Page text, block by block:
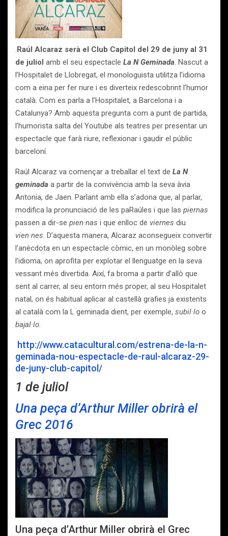
.Raúl Alcaraz serà el Club Capitol del 29 de juny al 31
de juliol amb el seu espectacle La NGeminada. Nascut a
l’Hospitalet de Llobregat, el monologuista utilitza l’idioma
com a eina per fer riure i es diverteix redescobrint l’humor
català. Com es parla a l’Hospitalet, a Barcelona i a
Catalunya? Amb aquesta pregunta com a punt de partida,
l’humorista salta del Youtube als teatres per presentar un
espectacle que farà riure, reflexionar i gaudir el públic
barceloní.
Raúl Alcaraz va començar a treballar el text de La N
geminada a partir de la convivència amb la seva àvia
Antonia, de Jaen. Parlant amb ella s’adona que, al parlar,
modifica la pronunciació de les paRaúles i que las piernas
passen a dir-se pien·nas i que enlloc de viernes diu
vien·nes. D’aquesta manera, Alcaraz aconsegueix convertir
l’anècdota en un espectacle còmic, en un monòleg sobre
l’idioma, on aprofita per explotar el llenguatge en la seva
vessant més divertida. Així, fa broma a partir d’allò que
sent al carrer, al seu entorn més proper, al seu Hospitalet
natal, on és habitual aplicar al castellà grafies ja existents
al català com la L geminada dient, per exemple, subil·lo o
bajal·lo.
http://www.catacultural.com/estrena-de-la-n-
geminada-nou-espectacle-de-raul-alcaraz-29-
de-juny-club-capitol/
1 de juliol
Una peça d’Arthur Miller obrirà el
Grec 2016
Una peça d’Arthur Miller obrirà el Grec